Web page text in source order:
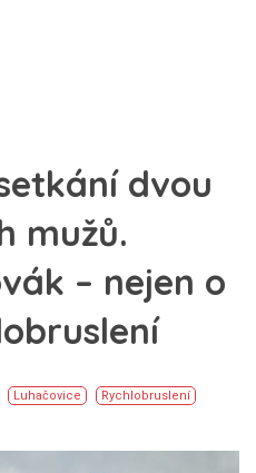
dvou
mužů.
– nejen o
Luhačovice
Rychlobruslení